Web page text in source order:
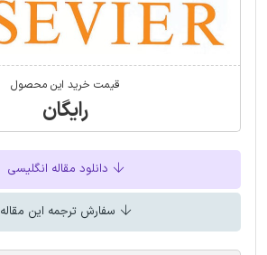
قیمت خرید این محصول
رایگان
دانلود مقاله انگلیسی
سفارش ترجمه این مقاله